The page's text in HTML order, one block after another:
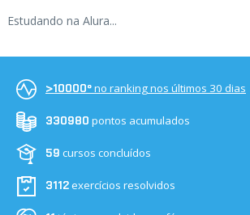
Estudando na Alura...
>10000ºno ranking nos últimos 30 dias
330980 pontos acumulados
59 cursos concluídos
3112exercícios resolvidos